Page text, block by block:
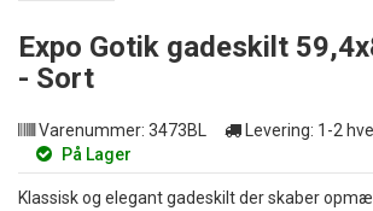
Expo Gotik gadeskilt
- Sort
Varenummer: 3473BL Levering: 1-2
På Lager
Klassisk og elegant gadeskilt der skaber